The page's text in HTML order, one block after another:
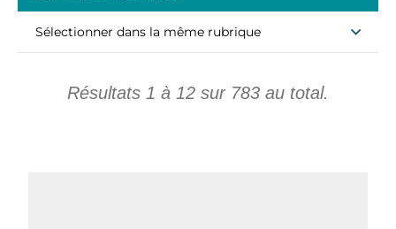
Sélectionner dans la même rubrique
Résultats 1 à 12 sur 783 au total.